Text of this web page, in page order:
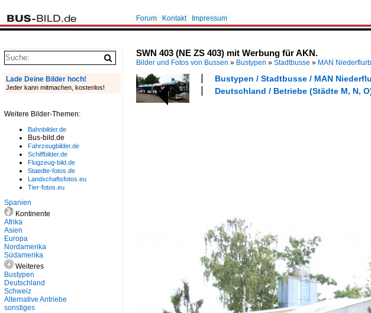
Forum Kontakt Impressum
SWN 403 (NE ZS 403) mit Werbung für AKN.
Bilder und Fotos von Bussen » Bustypen » Stadtbusse » MAN
Bustypen / Stadtbusse / MAN
Deutschland / Betriebe (Städte M, N,
Lade Deine Bilder hoch!
Jeder kann mitmachen, kostenlos!
Weitere Bilder-Themen:
Bahnbilder.de
Bus-bild.de
Fahrzeugbilder.de
Schiffbilder.de
Flugzeug-bild.de
Staedte-fotos.de
Landschaftsfotos.eu
Tier-fotos.eu
Spanien
Kontinente
Afrika
Asien
Europa
Nordamerika
Südamerika
Weiteres
Bustypen
Deutschland
Schweiz
Alternative Antriebe
sonstiges